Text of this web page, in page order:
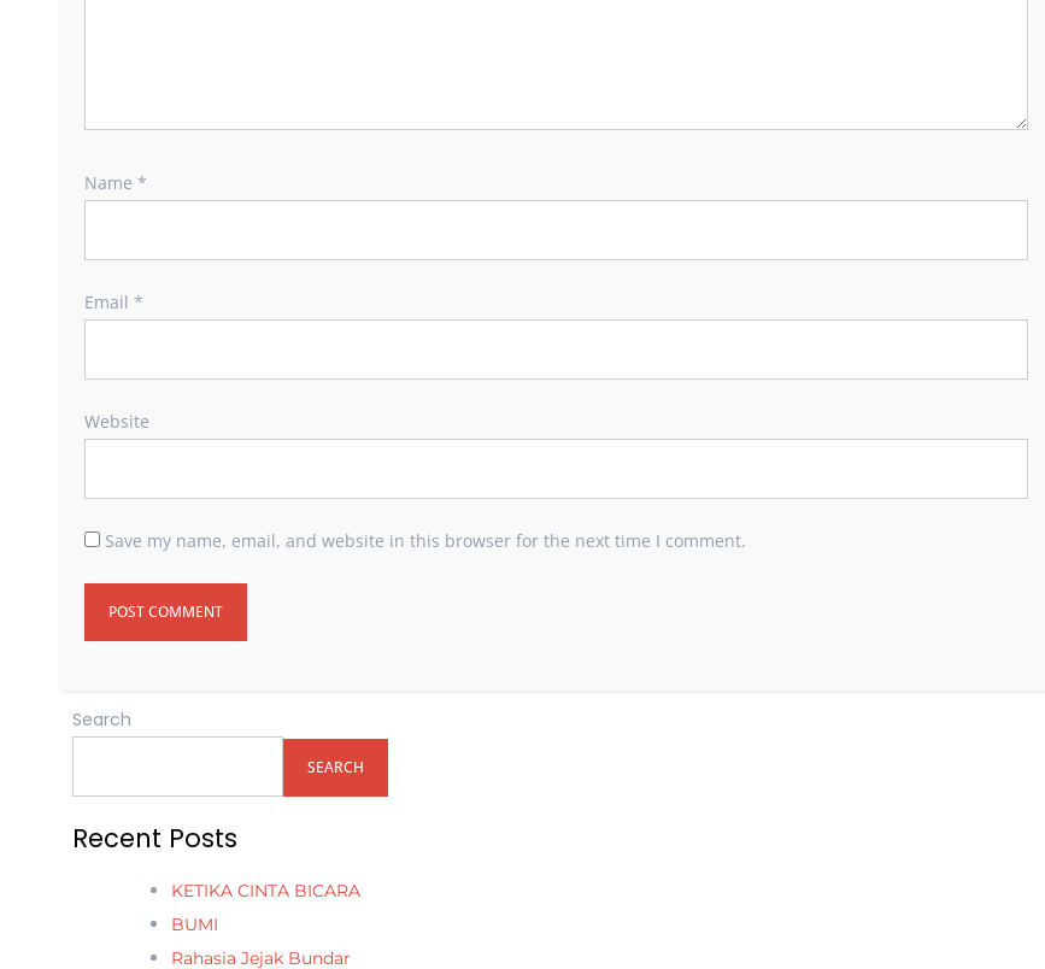
Name *
Email *
Website
Save my name, email, and website in this browser for the next time I comment.
Search
SEARCH
Recent Posts
KETIKA CINTA BICARA
BUMI
Rahasia Jejak Bundar